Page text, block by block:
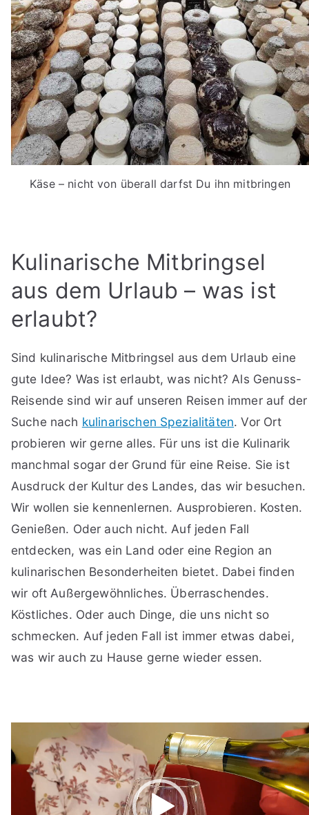
Käse – nicht von überall darfst Du ihn mitbringen
Kulinarische Mitbringsel
aus dem Urlaub – was ist
erlaubt?
Sind kulinarische Mitbringsel aus dem Urlaub eine
gute Idee? Was ist erlaubt, was nicht? Als Genuss-
Reisende sind wir auf unseren Reisen immer auf der
Suche nach kulinarischen Spezialitäten. Vor Ort
probieren wir gerne alles. Für uns ist die Kulinarik
manchmal sogar der Grund für eine Reise. Sie ist
Ausdruck der Kultur des Landes, das wir besuchen.
Wir wollen sie kennenlernen. Ausprobieren. Kosten.
Genießen. Oder auch nicht. Auf jeden Fall
entdecken, was ein Land oder eine Region an
kulinarischen Besonderheiten bietet. Dabei finden
wir oft Außergewöhnliches. Überraschendes.
Köstliches. Oder auch Dinge, die uns nicht so
schmecken. Auf jeden Fall ist immer etwas dabei,
was wir auch zu Hause gerne wieder essen.
Player